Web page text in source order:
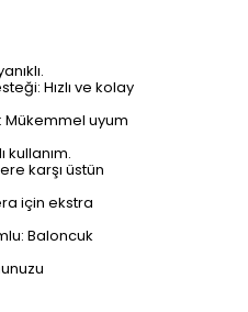
Hızlı ve kolay
uyum
kullanım.
karşı üstün
için ekstra
Baloncuk